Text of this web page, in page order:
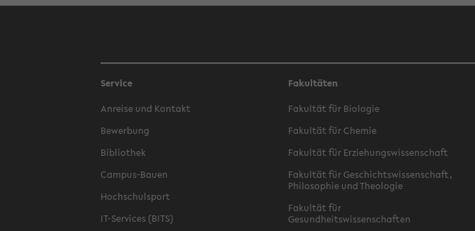
Service
Anreise und Kontakt
Bewerbung
Bibliothek
Campus-Bauen
Hochschulsport
IT-Services (BITS)
Fakultäten
Fakultät für Biologie
Fakultät für Chemie
Fakultät für Erziehungswissenschaft
Fakultät für Geschichtswissenschaft,
Philosophie und Theologie
Fakultät für
Gesundheitswissenschaften